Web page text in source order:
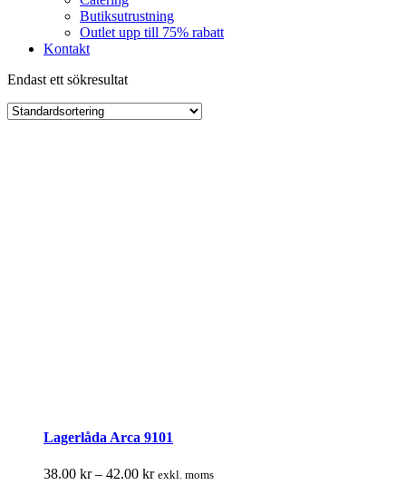
Butiksutrustning
Outlet upp till 75% rabatt
Kontakt
Endast ett sökresultat
Lagerlåda Arca 9101
38.00 kr– 42.00 kr exkl. moms